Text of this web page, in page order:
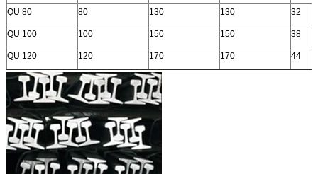
QU 80 80 130 130 32
QU 100 100 150 150 38
QU 120 120 170 170 44